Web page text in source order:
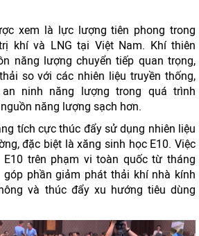
xem là lực lượng tiên phong trong
khí và LNG tại Việt Nam. Khí thiên
năng lượng chuyển tiếp quan trọng,
so với các nhiên liệu truyền thống,
ninh năng lượng trong quá trình
năng lượng sạch hơn.
tích cực thúc đẩy sử dụng nhiên liệu
đặc biệt là xăng sinh học E10. Việc
trên phạm vi toàn quốc từ tháng
phần giảm phát thải khí nhà kính
và thúc đẩy xu hướng tiêu dùng